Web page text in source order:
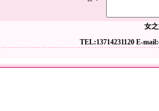
女
TEL:13714231120 E-mail: